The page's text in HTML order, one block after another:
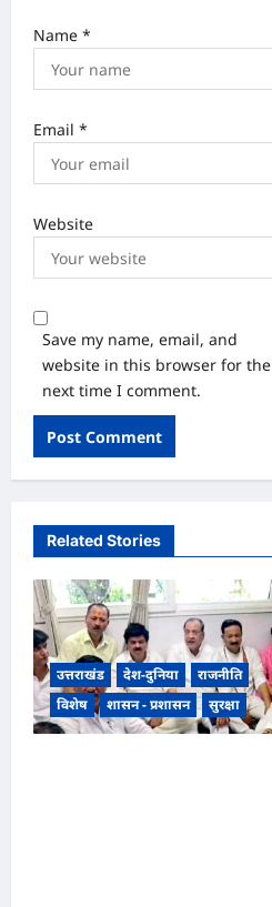
Name *
Email *
Website
Save my name, email, and
website in this browser for the
next time I comment.
Related Stories
उत्तराखंड देश-दुनिया
राजनीति
विशेष
शासन - प्रशासन सुरक्षा